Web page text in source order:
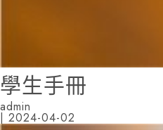
學生手冊
admin
| 2024-04-02